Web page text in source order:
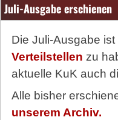
Juli-Ausgabe erschienen
Die Juli-Ausgabe
Verteilstellen zu
aktuelle KuK auch
Alle bisher
unserem Archiv.